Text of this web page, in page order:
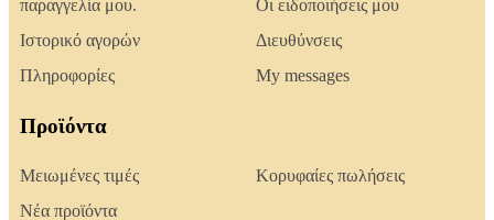
παραγγελία μου.
Ιστορικό αγορών
Πληροφορίες
Οι ειδοποιήσεις μου
Διευθύνσεις
My messages
Προϊόντα
Μειωμένες τιμές
Νέα προϊόντα
Κορυφαίες πωλήσεις